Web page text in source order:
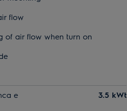
flow
of air flow when turn on
e
3.5 kWt